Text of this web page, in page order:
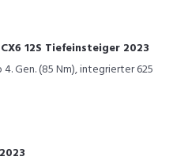
12S Tiefeinsteiger 2023
Gen. (85 Nm), integrierter 625